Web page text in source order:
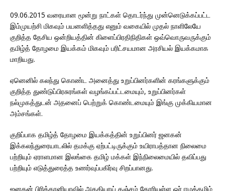
09.06.2015 வரையான மூன்று நாட்கள் தொடர்ந்து முன்னெடுக்கப்பட்ட
இம்முயற்சி மிகவும் பயனளித்தது எனும் வகையில் முதல் நாளிலேயே
குறித்த தேசிய ஒன்றியத்தின் கிளைப்பிரதிநிதிகள் ஒவ்வொருவருக்கும்
தமிழ்த் தோழமை இயக்கம் மிகவும் பரிட்சயமான அரசியல் இயக்கமாக
மாறியது.
ஏனெனில் கலந்து கொண்ட அனைத்து உறுப்பினர்களின் கரங்களுக்கும்
குறித்த துண்டுப்பிரசுரங்கள் வழங்கப்பட்டமையும், உறுப்பினர்கள்
நல்முகத்துடன் அதனைப் பெற்றுக் கொண்டமையும் இங்கு முக்கியமான
அம்சங்கள்.
குறிப்பாக தமிழ்த் தோழமை இயக்கத்தின் உறுப்பினர் ஜனகன்
இக்கலந்துரையாடலில் தமக்கு ஏற்பட்டிருக்கும் உயிராபத்தான நிலைமை
பற்றியும் ஏராளமான இலங்கை தமிழ் மக்கள் இந்நிலைமையில் தவிப்பது
பற்றியும் எடுத்துரைத்த உணர்வுப்பகிர்வு சிறப்பானது.
ஜனகன் பிரித்தானியாவில் அகதியாய் தஞ்சம் கோரியுள்ள ஓர் ஈழத்தமிழ்